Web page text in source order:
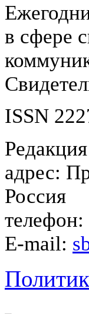
в сфере
ISSN
Редакция
адрес:
Россия
E-mail: